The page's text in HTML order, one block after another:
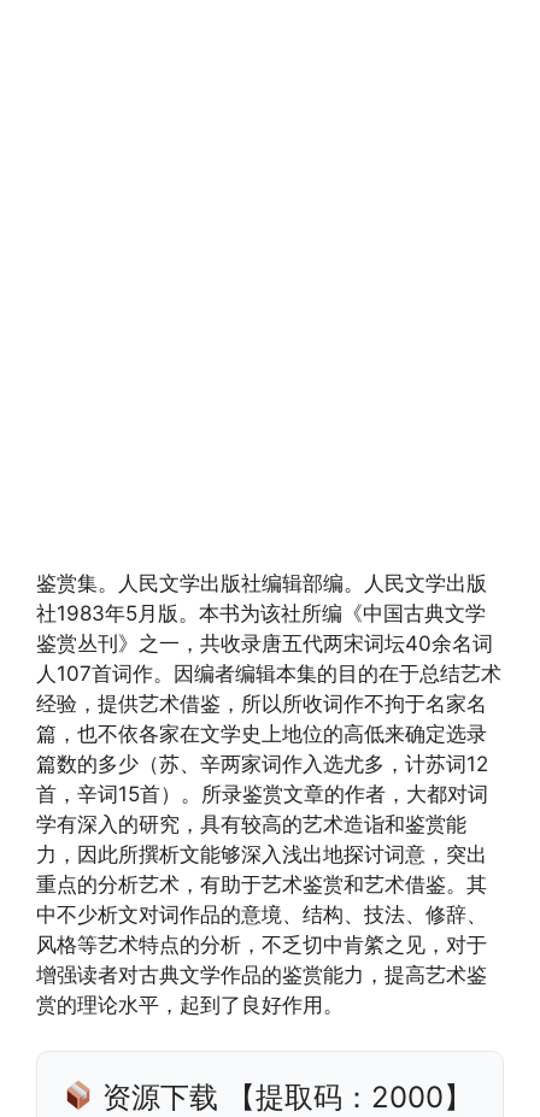
鉴赏集。人民文学出版社编辑部编。人民文学出版
社1983年5月版。本书为该社所编《中国古典文学
鉴赏丛刊》之一，共收录唐五代两宋词坛40余名词
人107首词作。因编者编辑本集的目的在于总结艺术
经验，提供艺术借鉴，所以所收词作不拘于名家名
篇，也不依各家在文学史上地位的高低来确定选录
篇数的多少（苏、辛两家词作入选尤多，计苏词12
首，辛词15首）。所录鉴赏文章的作者，大都对词
学有深入的研究，具有较高的艺术造诣和鉴赏能
力，因此所撰析文能够深入浅出地探讨词意，突出
重点的分析艺术，有助于艺术鉴赏和艺术借鉴。其
中不少析文对词作品的意境、结构、技法、修辞、
风格等艺术特点的分析，不乏切中肯綮之见，对于
增强读者对古典文学作品的鉴赏能力，提高艺术鉴
赏的理论水平，起到了良好作用。
资源下载 【提取码：2000】